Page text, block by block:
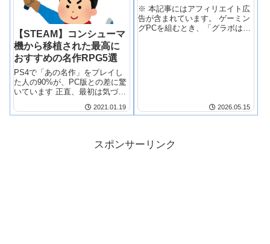
【STEAM】コンシューマ
機から移植された最高に
おすすめの名作RPG5選
PS4で「あの名作」をプレイし
た人の90%が、PC版との差に驚
いています 正直、最初は気づき
をSteamで買っても、結局同じ
PCへ移行する際、大き…
2021.01.19
※ 本記事にはアフィリエイト広
告が含まれています。 ゲーミン
グPCを組むとき、「グラボは
2026.05.15
スポンサーリンク